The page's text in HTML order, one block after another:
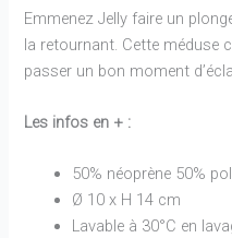
Emmenez Jelly faire un
la retournant. Cette méduse
passer un bon moment
Les infos en + :
50% néoprène 50%
Ø 10 x H 14 cm
Lavable à 30°C en